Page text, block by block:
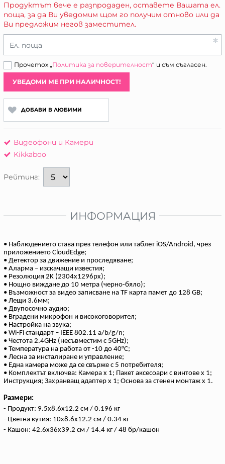
Продуктът вече е разпродаден, оставете Вашата ел.
поща, за да Ви уведомим щом го получим отново или да
Ви предложим негов заместител.
Ел. поща
Прочетох „Политика за поверителност“ и съм съгласен.
УВЕДОМИ МЕ ПРИ НАЛИЧНОСТ!
ДОБАВИ В ЛЮБИМИ
Видеофони и Камери
Kikkaboo
Рейтинг:
ИНФОРМАЦИЯ
• Наблюдението става през телефон или таблет iOS/Android, чрез
приложението CloudEdge;
• Детектор за движение и проследяване;
• Аларма – изскачащи известия;
• Резолюция 2K (2304x1296px);
• Нощно виждане до 10 метра (черно-бяло);
• Възможност за видео записване на ТF карта памет до 128 GB;
• Лещи 3.6мм;
• Двупосочно аудио;
• Вградени микрофон и високоговорител;
• Настройка на звука;
• Wi-Fi стандарт – IEEE 802.11 a/b/g/n;
• Честота 2.4GHz (несъвместим с 5GHz);
• Температура на работа от -10 до 40°С;
• Лесна за инсталиране и управление;
• Една камера може да се свърже с 5 потребителя;
• Комплектът включва: Камера x 1; Пакет аксесоари с винтове x 1;
Инструкция; Захранващ адаптер x 1; Основа за стенен монтаж x 1.
Размери:
- Продукт: 9.5x8.6x12.2 см / 0.196 кг
- Цветна кутия: 10х8.6х12.2 см / 0.34 кг
- Кашон: 42.6x36x39.2 см / 14.4 кг / 48 бр/кашон